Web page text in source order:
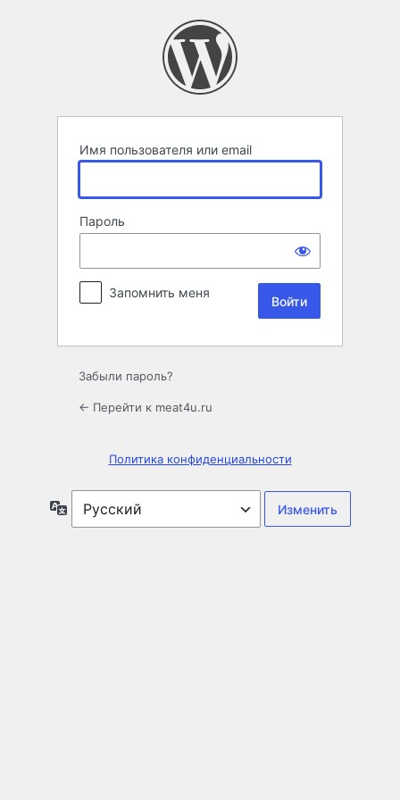
Имя пользователя или email
Пароль
Запомнить меня
Забыли пароль?
← Перейти к meat4u.ru
Политика конфиденциальности
Язык